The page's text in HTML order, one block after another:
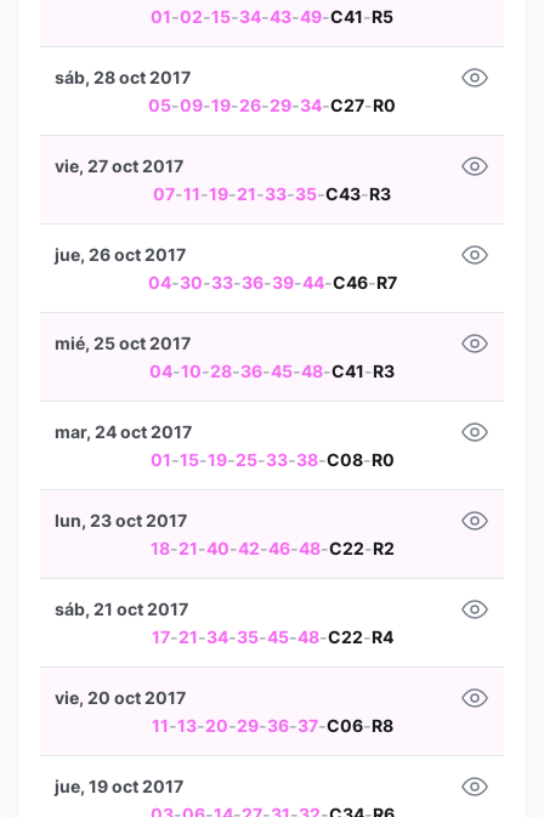
01-02-15-34-43-49-C41-R5
05-09-19-26-29-34-C27-R0
sáb, 28 oct 2017
07-11-19-21-33-35-C43-R3
vie, 27 oct 2017
04-30-33-36-39-44-C46-R7
jue, 26 oct 2017
04-10-28-36-45-48-C41-R3
mié, 25 oct 2017
01-15-19-25-33-38-C08-R0
mar, 24 oct 2017
18-21-40-42-46-48-C22-R2
lun, 23 oct 2017
17-21-34-35-45-48-C22-R4
sáb, 21 oct 2017
11-13-20-29-36-37-C06-R8
vie, 20 oct 2017
jue, 19 oct 2017